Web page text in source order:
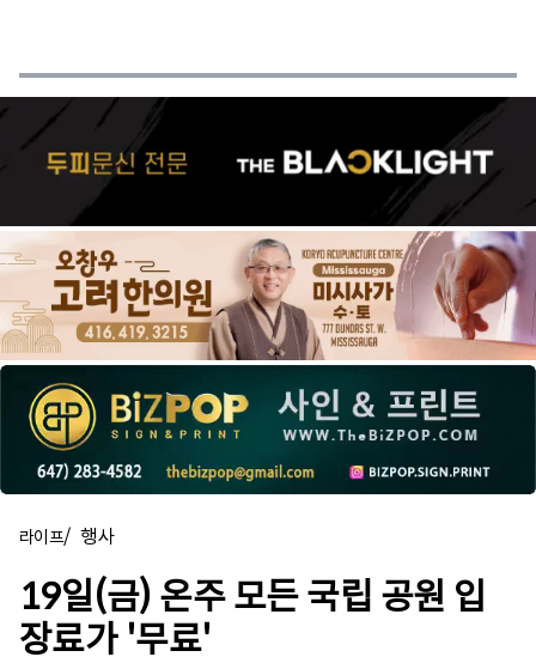
라이프/ 행사
19일(금) 온주 모든 국립 공원 입
장료가 '무료'